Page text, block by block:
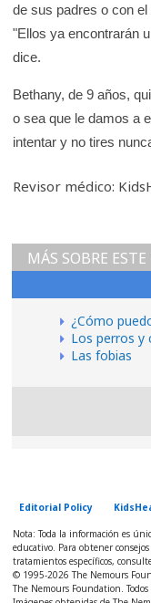
de sus padres o con
"Ellos ya encontrarán
dice.
Bethany, de 9 años,
o sea que le damos a
intentar y no tires
Revisor médico:
MÁS SOBRE
¿Cómo
Los perros y
Las fobias
Editorial Policy
Nota: Toda la información es
educativo. Para obtener
tratamientos específicos,
© 1995-2026 The Nemours
The Nemours Foundation. Todos